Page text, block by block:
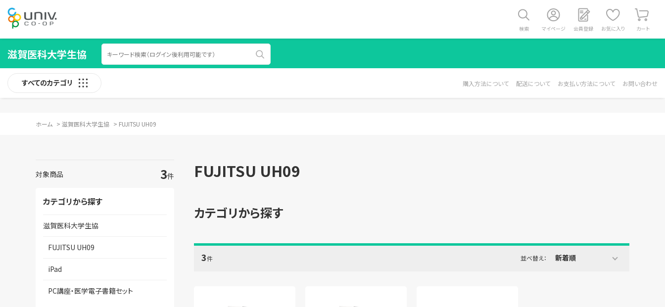
検索 マイページ 会員登録 お気に入り カート
滋賀医科大学生協
すべてのカテゴリ 購入方法について 配送について お支払い方法について お問い合わせ
ホーム > 滋賀医科大学生協 > FUJITSU UH09
対象商品 3件
カテゴリから探す
滋賀医科大学生協
FUJITSU UH09
iPad
PC講座・医学電子書籍セット
FUJITSU UH09
カテゴリから探す
3件 並べ替え： 新着順